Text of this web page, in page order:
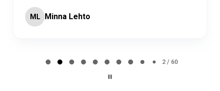
ML Minna Lehto
2 / 60